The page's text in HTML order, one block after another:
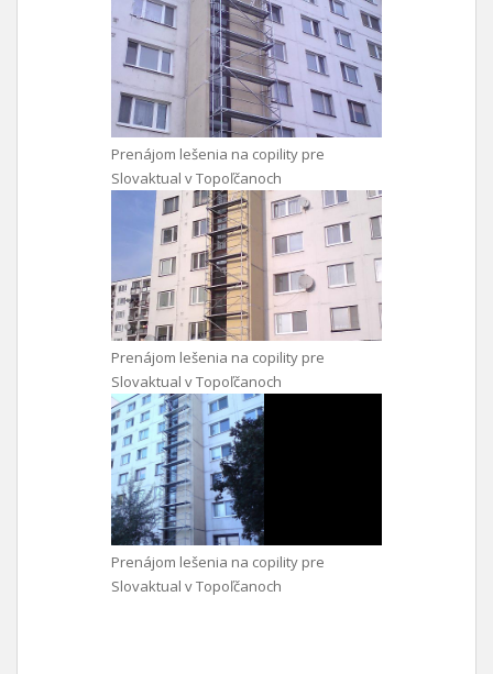
Prenájom lešenia na copility pre
Slovaktual v Topoľčanoch
Prenájom lešenia na copility pre
Slovaktual v Topoľčanoch
Prenájom lešenia na copility pre
Slovaktual v Topoľčanoch